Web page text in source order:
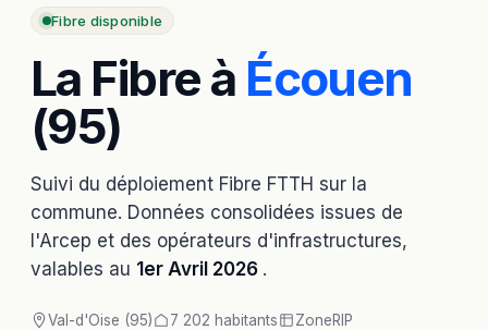
Fibre disponible
La Fibre à Écouen
(95)
Suivi du déploiement Fibre FTTH sur la
commune. Données consolidées issues de
l'Arcep et des opérateurs d'infrastructures,
valables au 1er Avril 2026 .
Val-d'Oise (95) 7 202 habitants ZoneRIP